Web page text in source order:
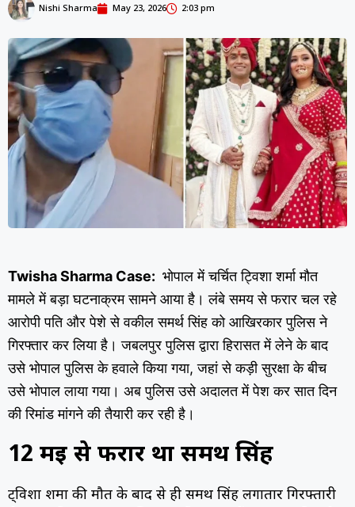
Nishi Sharma May 23, 2026 2:03 pm
Twisha Sharma Case: भोपाल में चर्चित ट्विशा शर्मा मौत
मामले में बड़ा घटनाक्रम सामने आया है। लंबे समय से फरार चल रहे
आरोपी पति और पेशे से वकील समर्थ सिंह को आखिरकार पुलिस ने
गिरफ्तार कर लिया है। जबलपुर पुलिस द्वारा हिरासत में लेने के बाद
उसे भोपाल पुलिस के हवाले किया गया, जहां से कड़ी सुरक्षा के बीच
उसे भोपाल लाया गया। अब पुलिस उसे अदालत में पेश कर सात दिन
की रिमांड मांगने की तैयारी कर रही है।
12 मई से फरार था समर्थ सिंह
ट्विशा शर्मा की मौत के बाद से ही समर्थ सिंह लगातार गिरफ्तारी